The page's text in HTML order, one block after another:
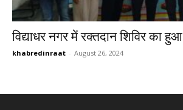
विद्याधर नगर में रक्तदान शिविर का
khabredinraat - August 26, 2024